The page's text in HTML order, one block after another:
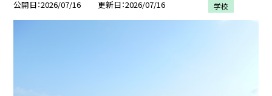
公開日 2026/07/16 更新日 2026/07/16 学校